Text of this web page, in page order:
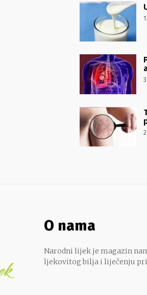
O nama
Narodni lijek je magazin
ljekovitog bilja i liječenju